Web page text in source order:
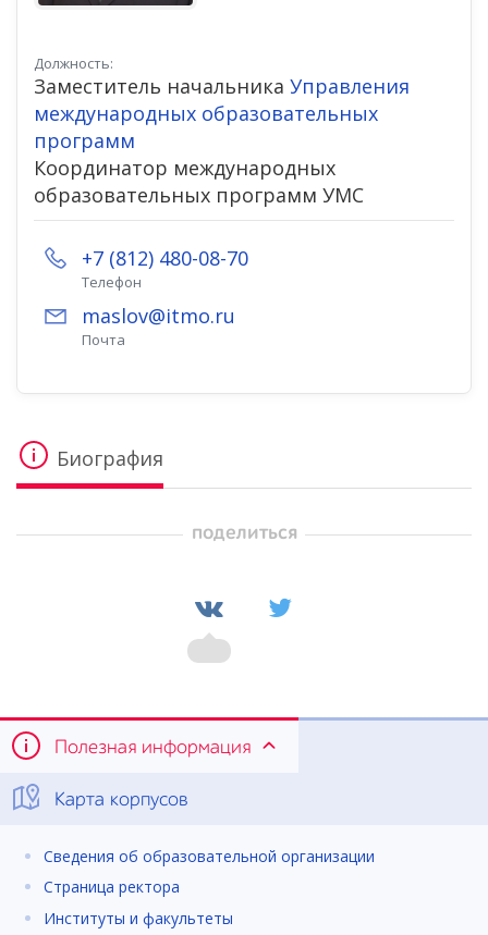
Должность:
Заместитель начальника Управления
международных образовательных
программ
Координатор международных
образовательных программ УМС
+7 (812) 480-08-70
Телефон
maslov@itmo.ru
Почта
Биография
поделиться
Полезная информация
Карта корпусов
Сведения об образовательной организации
Страница ректора
Институты и факультеты